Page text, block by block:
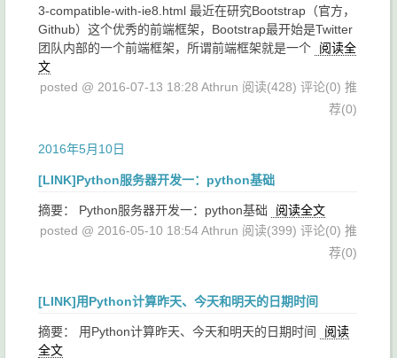
3-compatible-with-ie8.html 最近在研究Bootstrap（官方，
Github）这个优秀的前端框架，Bootstrap最开始是Twitter
团队内部的一个前端框架，所谓前端框架就是一个
阅读全
文
posted @ 2016-07-13 18:28 Athrun 阅读(428) 评论(0) 推
荐(0)
2016年5月10日
[LINK]Python服务器开发一：python基础
摘要： Python服务器开发一：python基础
阅读全文
posted @ 2016-05-10 18:54 Athrun 阅读(399) 评论(0) 推
荐(0)
[LINK]用Python计算昨天、今天和明天的日期时间
摘要： 用Python计算昨天、今天和明天的日期时间
阅读
全文